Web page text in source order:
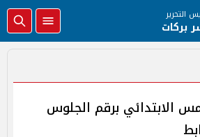
التحرير
بركات
الابتدائي برقم الجلوس